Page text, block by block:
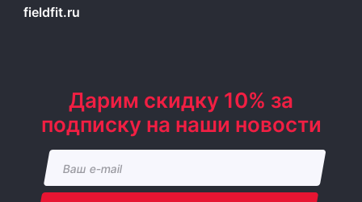
fieldfit.ru
Дарим скидку 10% за
подписку на наши новости